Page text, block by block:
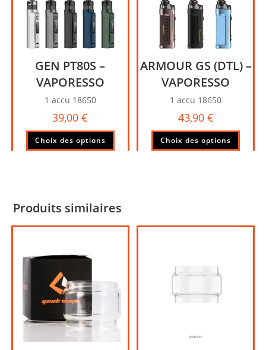
GEN PT80S –
VAPORESSO
1 accu 18650
39,00€
Choix des options
produit
options
peuvent
page
du
produit
ARMOUR GS (DTL) –
VAPORESSO
1 accu 18650
43,90 €
Choix des options
Produits similaires